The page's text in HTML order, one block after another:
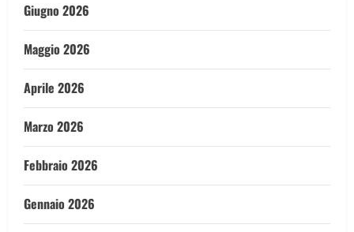
Giugno 2026
Maggio 2026
Aprile 2026
Marzo 2026
Febbraio 2026
Gennaio 2026